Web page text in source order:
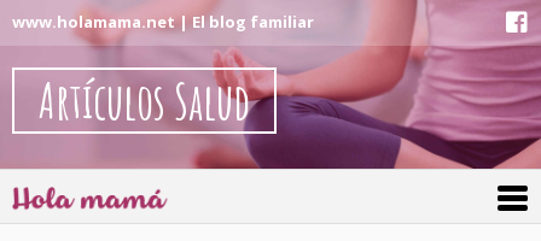
www.holamama.net | El blog familiar
Artículos Salud